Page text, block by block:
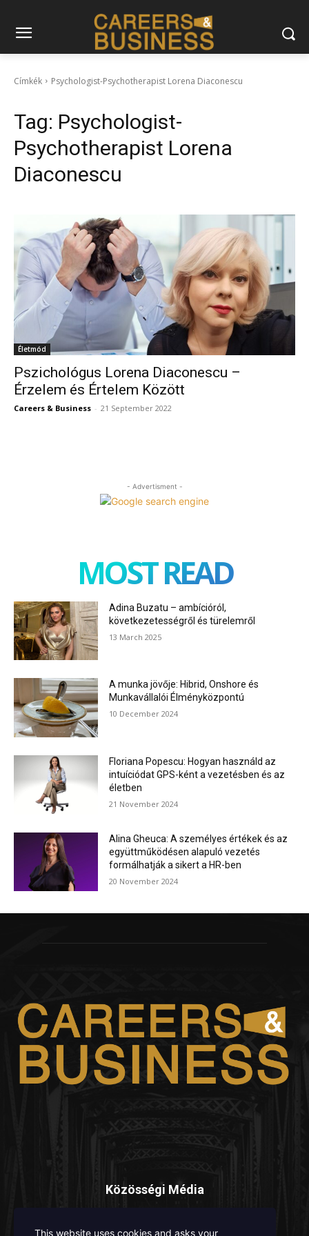
Címkék Psychologist-Psychotherapist Lorena Diaconescu
Tag: Psychologist-
Psychotherapist Lorena
Diaconescu
Életmód
Pszichológus Lorena Diaconescu –
Érzelem és Értelem Között
Careers & Business - 21 September 2022
- Advertisment -
MOST READ
Adina Buzatu – ambícióról,
következetességről és türelemről
13 March 2025
A munka jövője: Hibrid, Onshore és
Munkavállalói Élményközpontú
10 December 2024
Floriana Popescu: Hogyan használd az
intuíciódat GPS-ként a vezetésben és az
életben
21 November 2024
Alina Gheuca: A személyes értékek és az
együttműködésen alapuló vezetés
formálhatják a sikert a HR-ben
20 November 2024
Közösségi Média
This website uses cookies and asks your